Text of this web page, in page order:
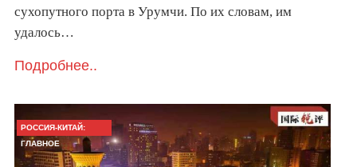
сухопутного порта в Урумчи. По их словам, им
удалось…
Подробнее..
РОССИЯ-КИТАЙ:
ГЛАВНОЕ